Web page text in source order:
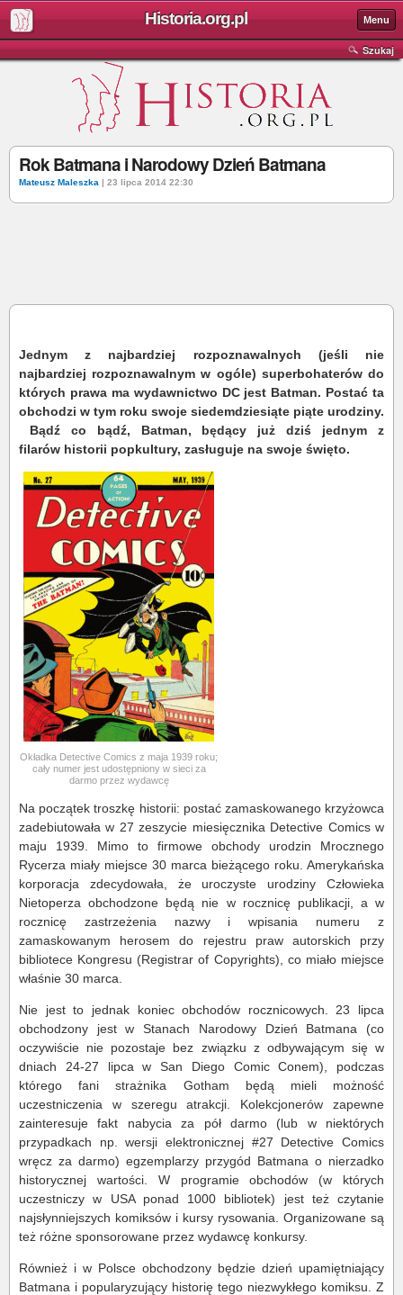
Historia.org.pl Menu
Szukaj
Rok Batmana i Narodowy Dzień Batmana
Mateusz Maleszka | 23 lipca 2014 22:30
Jednym z najbardziej rozpoznawalnych (jeśli nie
najbardziej rozpoznawalnym w ogóle) superbohaterów do
których prawa ma wydawnictwo DC jest Batman. Postać ta
obchodzi w tym roku swoje siedemdziesiąte piąte urodziny.
Bądź co bądź, Batman, będący już dziś jednym z
filarów historii popkultury, zasługuje na swoje święto.
Okładka Detective Comics z maja 1939 roku;
cały numer jest udostępniony w sieci za
darmo przez wydawcę
Na początek troszkę historii: postać zamaskowanego krzyżowca
zadebiutowała w 27 zeszycie miesięcznika Detective Comics w
maju 1939. Mimo to firmowe obchody urodzin Mrocznego
Rycerza miały miejsce 30 marca bieżącego roku. Amerykańska
korporacja zdecydowała, że uroczyste urodziny Człowieka
Nietoperza obchodzone będą nie w rocznicę publikacji, a w
rocznicę zastrzeżenia nazwy i wpisania numeru z
zamaskowanym herosem do rejestru praw autorskich przy
bibliotece Kongresu (Registrar of Copyrights), co miało miejsce
właśnie 30 marca.
Nie jest to jednak koniec obchodów rocznicowych. 23 lipca
obchodzony jest w Stanach Narodowy Dzień Batmana (co
oczywiście nie pozostaje bez związku z odbywającym się w
dniach 24-27 lipca w San Diego Comic Conem), podczas
którego fani strażnika Gotham będą mieli możność
uczestniczenia w szeregu atrakcji. Kolekcjonerów zapewne
zainteresuje fakt nabycia za pół darmo (lub w niektórych
przypadkach np. wersji elektronicznej #27 Detective Comics
wręcz za darmo) egzemplarzy przygód Batmana o nierzadko
historycznej wartości. W programie obchodów (w których
uczestniczy w USA ponad 1000 bibliotek) jest też czytanie
najsłynniejszych komiksów i kursy rysowania. Organizowane są
też różne sponsorowane przez wydawcę konkursy.
Również i w Polsce obchodzony będzie dzień upamiętniający
Batmana i popularyzujący historię tego niezwykłego komiksu. Z